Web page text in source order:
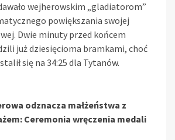
wejherowskim „gladiatorom”
powiększania swojej
Dwie minuty przed końcem
już dziesięcioma bramkami, choć
się na 34:25 dla Tytanów.
odznacza małżeństwa z
Ceremonia wręczenia medali